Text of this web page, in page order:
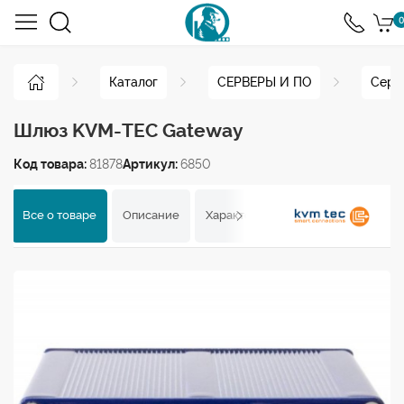
0
Каталог СЕРВЕРЫ И ПО
Шлюз KVM-TEC Gateway
Код товара:81878Артикул:6850
Все о товаре Описание Характеристики Отзывы